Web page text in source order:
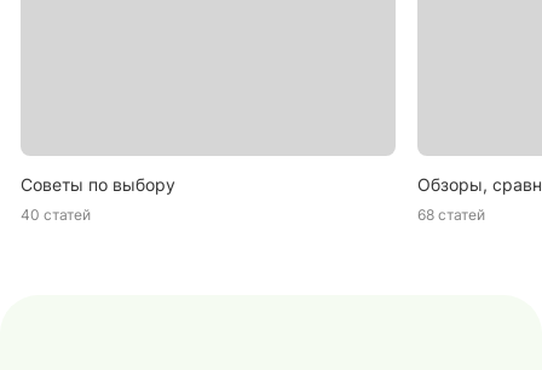
Советы по выбору
40 статей
Обзоры,
68 статей